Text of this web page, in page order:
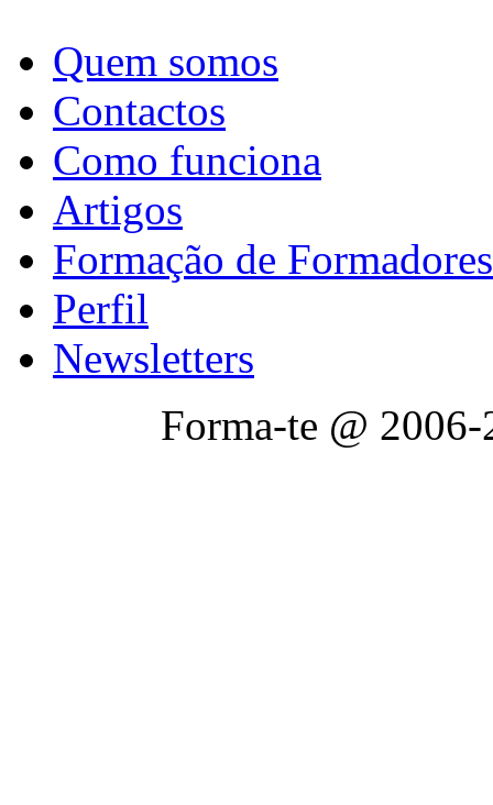
Quem somos
Contactos
Como funciona
Artigos
Formação de Formadores
Perfil
Newsletters
Forma-te @